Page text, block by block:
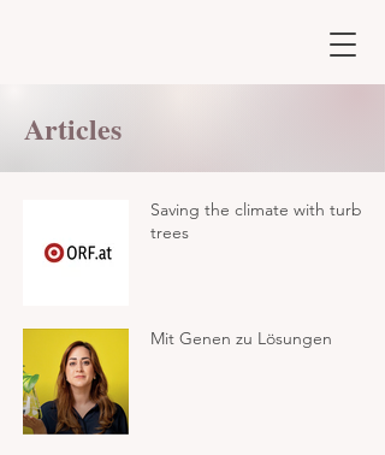
Articles
Saving the climate with turbo
trees
Mit Genen zu Lösungen